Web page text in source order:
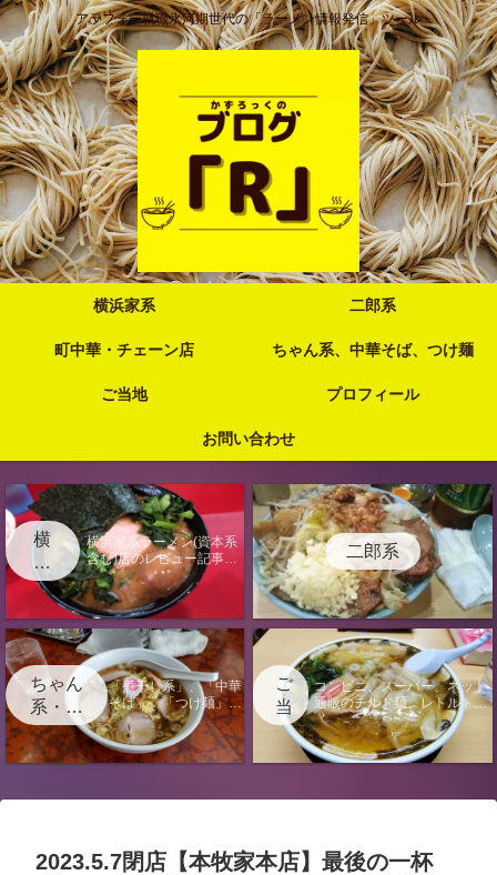
アラフォー就職氷河期世代の「ラーメン情報発信」ツール
横浜家系 二郎系
町中華・チェーン店 ちゃん系、中華そば、つけ麺
ご当地 プロフィール
お問い合わせ
横
浜
家
横浜家系ラーメン(資本系
含む)店のレビュー記事に
なります。
二郎系
ちゃん
系・中
華そ
ば・つ
「煮干し系」、「中華
そば」、「つけ麺」、
「汁なし」の店のレビ
ュー記事になります。
ご
当
地
コンビニ、スーパー、ネット
通販のチルド麺、レトルト、
袋麺のレビュー記事またはラ
ーメンに関する電子書籍出版
情報のページになります。
2023.5.7閉店【本牧家本店】最後の一杯